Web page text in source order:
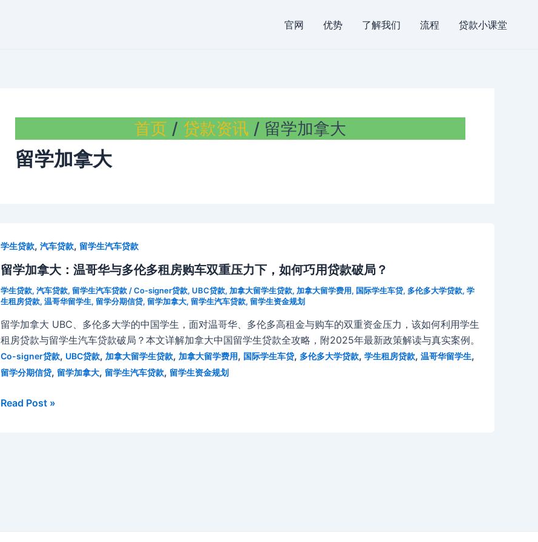
官网 优势 了解我们 流程 贷款小课堂
首页 贷款资讯 留学加拿大
留学加拿大
学生贷款, 汽车贷款, 留学生汽车贷款
留学加拿大：温哥华与多伦多租房购车双重压力下，如何巧用贷款破局？
学生贷款, 汽车贷款, 留学生汽车贷款 /Co-signer贷款, UBC贷款, 加拿大留学生贷款, 加拿大留学费用, 国际学生车贷, 多伦多大学贷款, 学
生租房贷款, 温哥华留学生, 留学分期信贷, 留学加拿大, 留学生汽车贷款, 留学生资金规划
留学加拿大 UBC、多伦多大学的中国学生，面对温哥华、多伦多高租金与购车的双重资金压力，该如何利用学生
租房贷款与留学生汽车贷款破局？本文详解加拿大中国留学生贷款全攻略，附2025年最新政策解读与真实案例。
Co-signer贷款, UBC贷款, 加拿大留学生贷款, 加拿大留学费用, 国际学生车贷, 多伦多大学贷款, 学生租房贷款, 温哥华留学生,
留学分期信贷, 留学加拿大, 留学生汽车贷款, 留学生资金规划
留
Read Post »